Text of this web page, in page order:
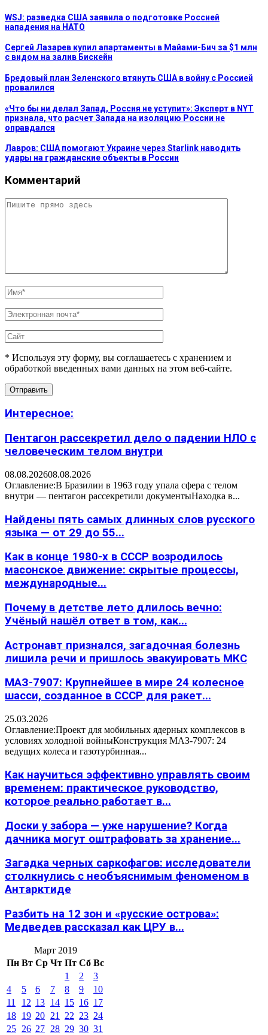
WSJ: разведка США заявила о подготовке Россией
нападения на НАТО
Сергей Лазарев купил апартаменты в Майами-Бич за $1 млн
с видом на залив Бискейн
Бредовый план Зеленского втянуть США в войну с Россией
провалился
«Что бы ни делал Запад, Россия не уступит»: Эксперт в NYT
признала, что расчет Запада на изоляцию России не
оправдался
Лавров: США помогают Украине через Starlink наводить
удары на гражданские объекты в России
Комментарий
* Используя эту форму, вы соглашаетесь с хранением и
обработкой введенных вами данных на этом веб-сайте.
Интересное:
Пентагон рассекретил дело о падении НЛО с
человеческим телом внутри
08.08.202608.08.2026
Оглавление:В Бразилии в 1963 году упала сфера с телом
внутри — пентагон рассекретили документыНаходка в...
Найдены пять самых длинных слов русского
языка — от 29 до 55...
Как в конце 1980-х в СССР возродилось
масонское движение: скрытые процессы,
международные...
Почему в детстве лето длилось вечно:
Учёный нашёл ответ в том, как...
Астронавт признался, загадочная болезнь
лишила речи и пришлось эвакуировать МКС
МАЗ-7907: Крупнейшее в мире 24 колесное
шасси, созданное в СССР для ракет...
25.03.2026
Оглавление:Проект для мобильных ядерных комплексов в
условиях холодной войныКонструкция МАЗ-7907: 24
ведущих колеса и газотурбинная...
Как научиться эффективно управлять своим
временем: практическое руководство,
которое реально работает в...
Доски у забора — уже нарушение? Когда
дачника могут оштрафовать за хранение...
Загадка черных саркофагов: исследователи
столкнулись с необъяснимым феноменом в
Антарктиде
Разбить на 12 зон и «русские острова»:
Медведев рассказал как ЦРУ в...
Март 2019
Пн Вт Ср Чт Пт Сб Вс
1
2
3
4
5 6 7 8 9
10
11
12 13 14 15 16 17
18 19 20 21 22 23 24
25 26 27 28 29 30 31